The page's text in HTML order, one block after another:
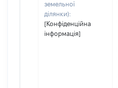
земельної
ділянки):
[Конфіденційна
інформація]